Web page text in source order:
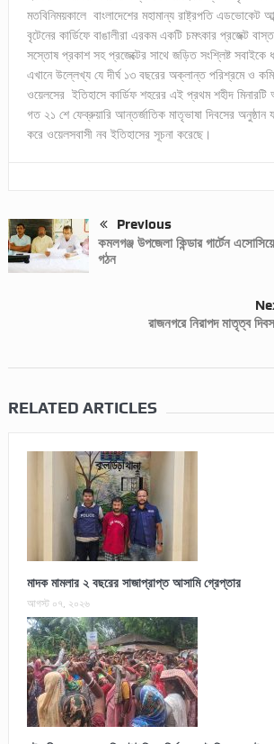
মতবিনিময়কালে বাংলাদেশের মহামান্য রাষ্ট্রপতি এডভোকেট
বৃটেনের কার্ডিফে বাঙালীরা এরকম একটি চমৎকার প্রজেক্ট
সস্তোষ প্রকাশ সহ প্রজেক্টের সাথে জড়িত সংশ্লিষ্ট সবাইকে
এখানে উল্লেখ্য যে দীর্ঘ ১৩ বছরের অক্লান্ত পরিশ্রমে ও
ওয়েলসের ইতিহাসে কার্ডিফ শহরের এই প্রথম শহীদ
গত ২১ শে ফেব্রুয়ারি আন্তর্জাতিক মাতৃভাষা দিবসের অনুষ্ঠান
করে ওয়েলসবাসী নব ইতিহাসের সূচনা করেছে।
Previous
কমলগঞ্জ উপজেলা কিন্ডার গার্টেন
গঠন
রাজনগরে নিরাপদ মাতৃত্ব
RELATED ARTICLES
মাদক মামলার ২ বছরের সাজাপ্রাপ্ত আসামি গ্রেপ্তার
আগস্ট ০৭, ২০২৬